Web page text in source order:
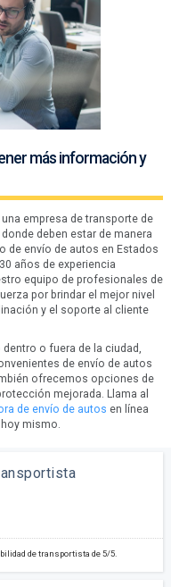
más información y
empresa de transporte de
deben estar de manera
de envío de autos en Estados
años de experiencia
equipo de profesionales de
por brindar el mejor nivel
y el soporte al cliente
o fuera de la ciudad,
de envío de autos
ofrecemos opciones de
mejorada. Llama al
de envío de autos en línea
mismo.
de transportista de 5/5.